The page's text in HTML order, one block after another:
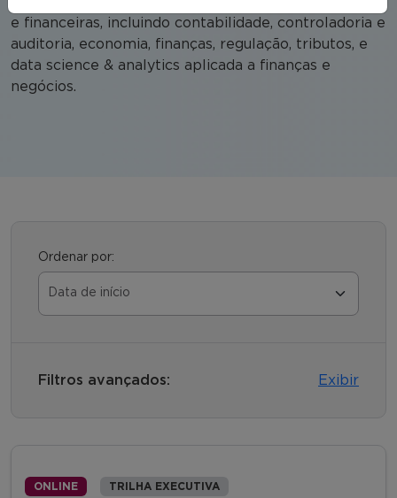
e financeiras, incluindo contabilidade, controladoria e
auditoria, economia, finanças, regulação, tributos, e
data science & analytics aplicada a finanças e
negócios.
Ordenar por:
Filtros avançados: Exibir
ONLINE TRILHA EXECUTIVA